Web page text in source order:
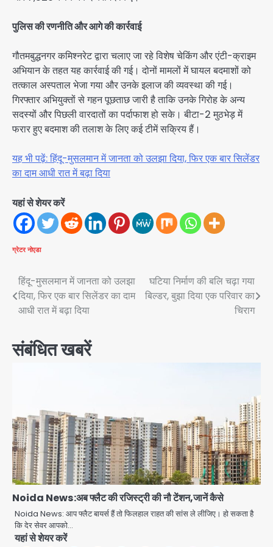
पुलिस की रणनीति और आगे की कार्रवाई
गौतमबुद्धनगर कमिश्नरेट द्वारा चलाए जा रहे विशेष चेकिंग और एंटी-क्राइम
अभियान के तहत यह कार्रवाई की गई। दोनों मामलों में घायल बदमाशों को
तत्काल अस्पताल भेजा गया और उनके इलाज की व्यवस्था की गई।
गिरफ्तार अभियुक्तों से गहन पूछताछ जारी है ताकि उनके गिरोह के अन्य
सदस्यों और पिछली वारदातों का पर्दाफाश हो सके। बीटा-2 मुठभेड़ में
फरार हुए बदमाश की तलाश के लिए कई टीमें सक्रिय हैं।
यह भी पढ़ें: हिंदू-मुसलमान में जानता को उलझा दिया, फिर एक बार सिलेंडर
का दाम आधी रात में बढ़ा दिया
यहां से शेयर करें
ग्रेटर नोएडा
Post
navigation
हिंदू-मुसलमान में जानता को उलझा
दिया, फिर एक बार सिलेंडर का दाम
आधी रात में बढ़ा दिया
घटिया निर्माण की बलि चढ़ा गया
बिल्डर, बुझा दिया एक परिवार का
चिराग
संबंधित खबरें
Noida News:अब फ्लैट की रजिस्ट्री की नौ टेंशन,जानें कैसे
Noida News: आप फ्लैट बायर्स हैं तो फिलहाल राहत की सांस ले लीजिए। हो सकता है
कि देर सेवर आपको…
यहां से शेयर करें